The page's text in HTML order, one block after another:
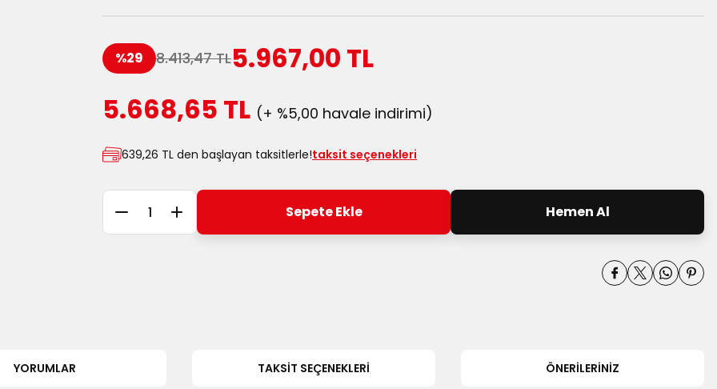
%29 8.413,47 TL5.967,00 TL
5.668,65 TL (+ %5,00 havale indirimi)
639,26 TL den başlayan taksitlerle!taksit seçenekleri
Sepete Ekle Hemen Al
YORUMLAR TAKSIT SEÇENEKLERI ÖNERILERINIZ